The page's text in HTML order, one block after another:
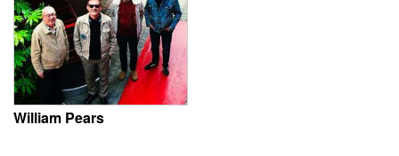
William Pears